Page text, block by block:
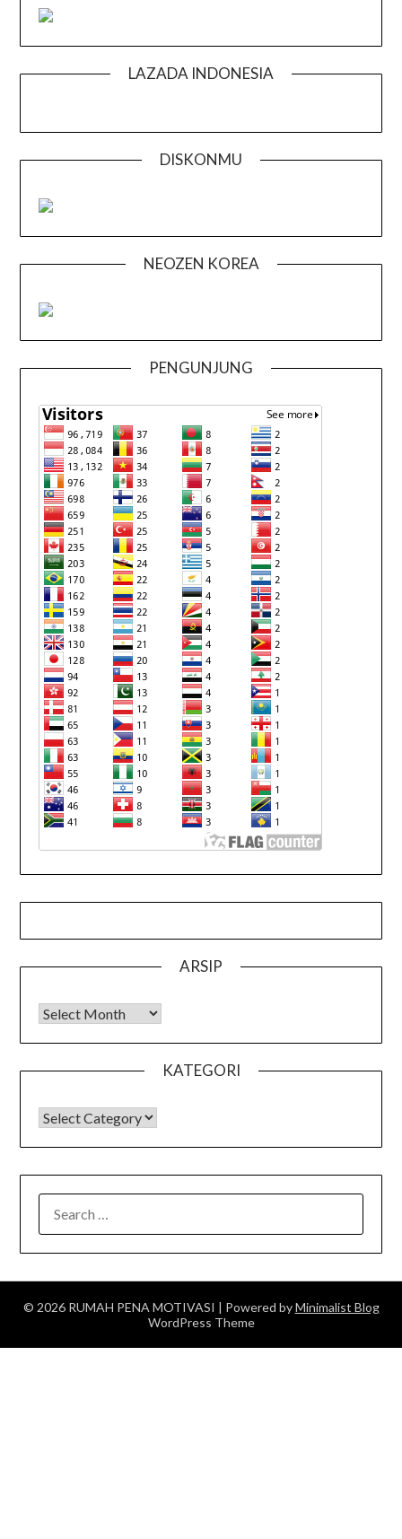
LAZADA INDONESIA
DISKONMU
NEOZEN KOREA
PENGUNJUNG
ARSIP
Arsip
KATEGORI
KATEGORI
FOR:
© 2026 RUMAH PENA MOTIVASI | Powered byMinimalist Blog
WordPress Theme